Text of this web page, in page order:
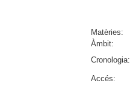
Matèries:
Àmbit:
Cronologia:
Accés: